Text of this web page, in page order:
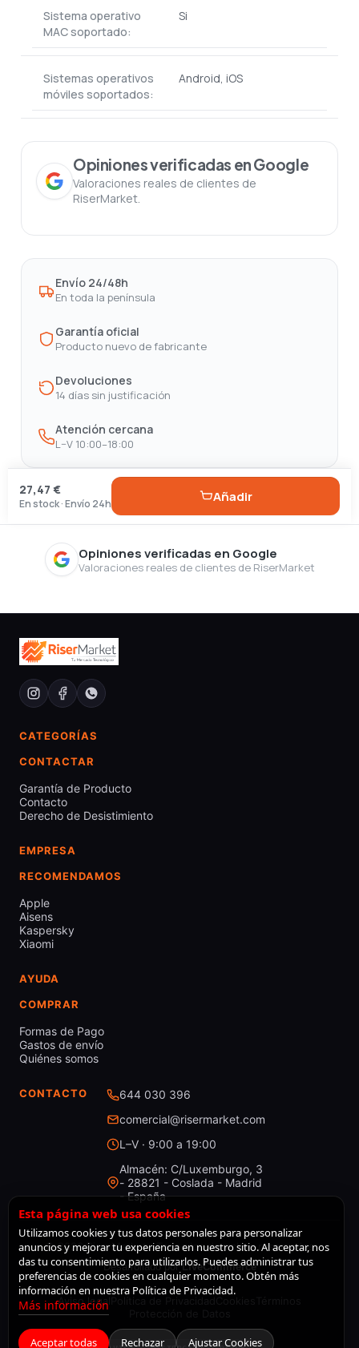
Sistema operativo
MAC soportado:
Si
Sistemas operativos
móviles soportados:
Android, iOS
Opiniones verificadas en Google
Valoraciones reales de clientes de
RiserMarket.
Envío 24/48h
En toda la península
Garantía oficial
Producto nuevo de fabricante
Devoluciones
14 días sin justificación
Atención cercana
L–V 10:00–18:00
27,47 €
En stock · Envío 24h Añadir
Opiniones verificadas en Google
Valoraciones reales de clientes de RiserMarket
CATEGORÍAS
CONTACTAR
Garantía de Producto
Contacto
Derecho de Desistimiento
EMPRESA
RECOMENDAMOS
Apple
Aisens
Kaspersky
Xiaomi
AYUDA
COMPRAR
Formas de Pago
Gastos de envío
Quiénes somos
CONTACTO
644 030 396
comercial@risermarket.com
L–V · 9:00 a 19:00
Almacén: C/Luxemburgo, 3
- 28821 - Coslada - Madrid
- España
© 2026 RiserMarket · Todos los derechos reservados
Desarrollado porLiveCommerce
Aviso legal
Esta página web usa cookies
Utilizamos cookies y tus datos personales para personalizar
anuncios y mejorar tu experiencia en nuestro sitio. Al aceptar, nos
das tu consentimiento para utilizarlos. Puedes administrar tus
preferencias de cookies en cualquier momento. Obtén más
información en nuestra Política de Privacidad.
Más información
Aceptar todas Rechazar Ajustar Cookies